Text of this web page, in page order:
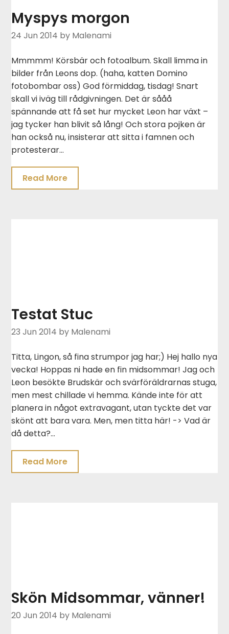
Myspys morgon
24 Jun 2014 by Malenami
Mmmmm! Körsbär och fotoalbum. Skall limma in
bilder från Leons dop. (haha, katten Domino
fotobombar oss) God förmiddag, tisdag! Snart
skall vi iväg till rådgivningen. Det är sååå
spännande att få set hur mycket Leon har växt –
jag tycker han blivit så lång! Och stora pojken är
han också nu, insisterar att sitta i famnen och
protesterar…
Read More
Testat Stuc
23 Jun 2014 by Malenami
Titta, Lingon, så fina strumpor jag har;) Hej hallo nya
vecka! Hoppas ni hade en fin midsommar! Jag och
Leon besökte Brudskär och svärföräldrarnas stuga,
men mest chillade vi hemma. Kände inte för att
planera in något extravagant, utan tyckte det var
skönt att bara vara. Men, men titta här! -> Vad är
då detta?…
Read More
Skön Midsommar, vänner!
20 Jun 2014 by Malenami